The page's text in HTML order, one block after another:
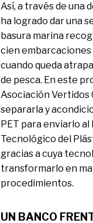
Así, a través de una
ha logrado dar una
basura marina
cien
cuando queda
de pesca. En este
Asociación Vertidos
separarla y
PET para enviarlo
Tecnológico del
gracias a cuya
transformarlo en
procedimientos.
UN BANCO